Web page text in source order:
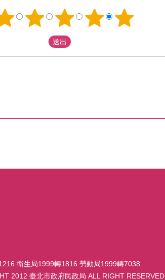
衛生局1999轉1816 勞動局1999轉7038
2012 臺北市政府民政局 ALL RIGHT RESERVED